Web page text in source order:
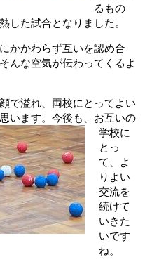
るもの
した試合となりました。
かかわらず互いを認め合
んな空気が伝わってくるよ
で溢れ、両校にとってよい
います。 今後も、お互いの
学校に
とっ
て、よ
りよい
交流を
続けて
いきた
いです
ね。